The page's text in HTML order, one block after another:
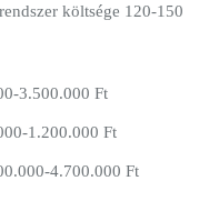
költsége 120-150
3.500.000 Ft
1.200.000 Ft
4.700.000 Ft